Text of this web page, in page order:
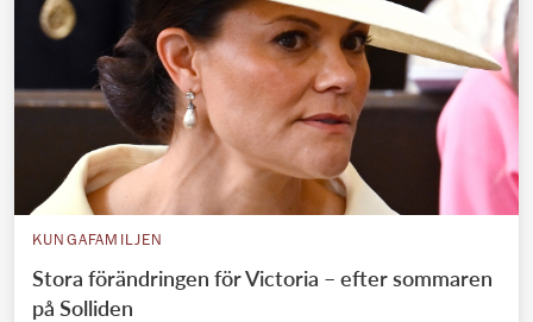
KUNGAFAMILJEN
Stora förändringen för Victoria – efter sommaren
på Solliden